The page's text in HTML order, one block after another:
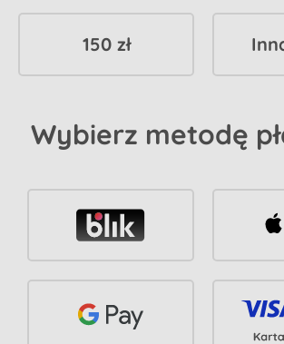
150 zł
Wybierz metodę